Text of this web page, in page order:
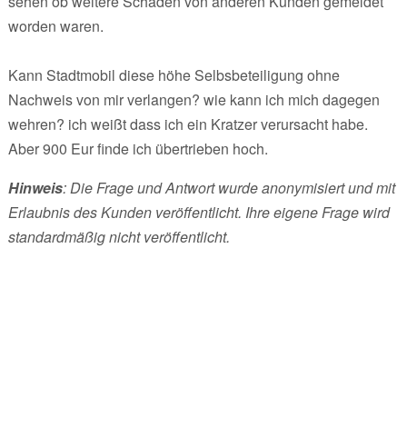
worden waren.
Kann Stadtmobil diese höhe Selbsbeteiligung ohne
Nachweis von mir verlangen? wie kann ich mich dagegen
wehren? ich weißt dass ich ein Kratzer verursacht habe.
Aber 900 Eur finde ich übertrieben hoch.
Hinweis: Die Frage und Antwort wurde anonymisiert und mit
Erlaubnis des Kunden veröffentlicht. Ihre eigene Frage wird
standardmäßig nicht veröffentlicht.